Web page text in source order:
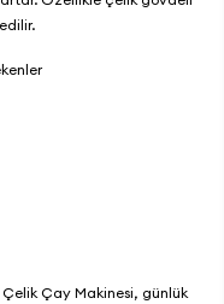
Çay Makinesi, günlük